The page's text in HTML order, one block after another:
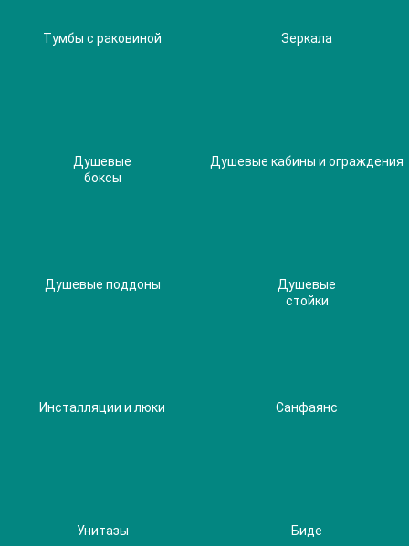
Тумбы с раковиной Зеркала
Душевые
боксы
Душевые кабины и ограждения
Душевые поддоны
Душевые
стойки
Инсталляции и люки Санфаянс
Унитазы Биде